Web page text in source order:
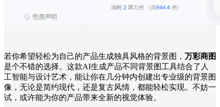
若你希望轻松为自己的产品生成独具风格的背景图， 万彩商图
是个不错的选择。这款AI生成产品不同背景图工具结合了人
工智能与设计艺术，能让你在几分钟内创建出专业级的背景图
像，无论是简约现代，还是复古风情，都能轻松实现。不妨一
试，或许能为你的产品带来全新的视觉体验。